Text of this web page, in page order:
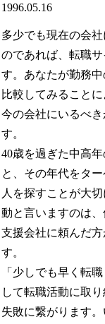
1996.05.16
多少でも現在の会
のであれば、転職
す。あなたが勤務
比較してみること
今の会社にいるべ
す。
40歳を過ぎた中高
と、その年代をタ
人を探すことが大
動と言いますのは
支援会社に頼んだ
す。
「少しでも早く転
して転職活動に取
失敗に繋がります